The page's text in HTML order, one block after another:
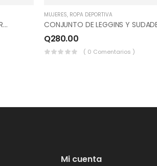
CONJUNTO DE PANTS Y SUDADERO PICOS, COLOR CANELA, CAFÉ, NEGRO.
MUJERES, ROPA DEPORTIVA
Q280.00
( 0 Comentarios )
Mi cuenta